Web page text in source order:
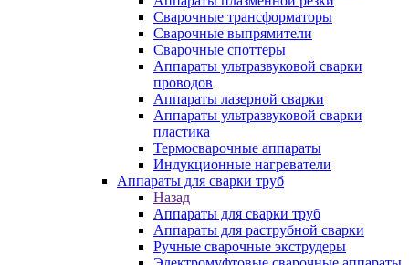
Сварочные трансформаторы
Сварочные выпрямители
Сварочные споттеры
Аппараты ультразвуковой сварки
проводов
Аппараты лазерной сварки
Аппараты ультразвуковой сварки
пластика
Термосварочные аппараты
Индукционные нагреватели
Аппараты для сварки труб
Назад
Аппараты для сварки труб
Аппараты для раструбной сварки
Ручные сварочные экструдеры